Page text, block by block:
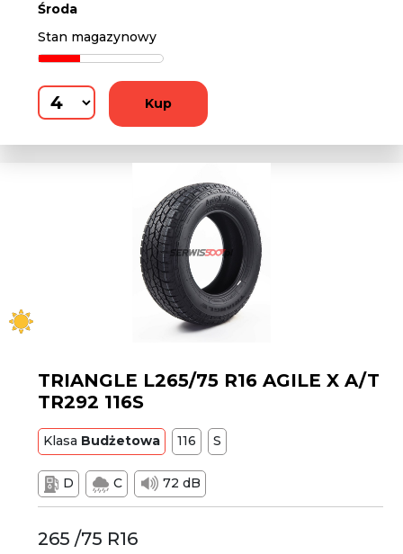
Środa
Stan magazynowy
Kup
TRIANGLE L265/75 R16 AGILE X A/T
TR292 116S
Klasa Budżetowa 116 S
D C 72 dB
265 /75 R16